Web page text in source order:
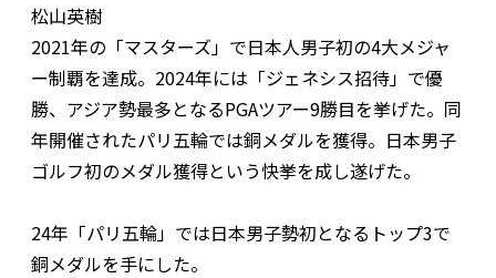
松山英樹
2021年の「マスターズ」で日本人男子初の4大メジャ
ー制覇を達成。2024年には「ジェネシス招待」で優
勝、アジア勢最多となるPGAツアー9勝目を挙げた。同
年開催されたパリ五輪では銅メダルを獲得。日本男子
ゴルフ初のメダル獲得という快挙を成し遂げた。
24年「パリ五輪」では日本男子勢初となるトップ3で
銅メダルを手にした。